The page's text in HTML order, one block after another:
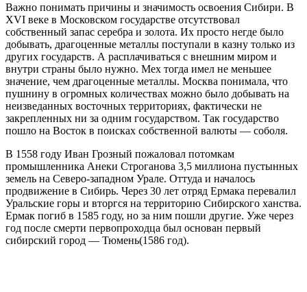
Важно понимать причины и значимость освоения Сибири. В
XVI веке в Московском государстве отсутствовал
собственный запас серебра и золота. Их просто негде было
добывать, драгоценные металлы поступали в казну только из
других государств. А расплачиваться с внешним миром и
внутри страны было нужно. Мех тогда имел не меньшее
значение, чем драгоценные металлы. Москва понимала, что
пушнину в огромных количествах можно было добывать на
неизведанных восточных территориях, фактически не
закрепленных ни за одним государством. Так государство
пошло на Восток в поисках собственной валюты — соболя.
В 1558 году Иван Грозный пожаловал потомкам
промышленника Анеки Строганова 3,5 миллиона пустынных
земель на Северо-западном Урале. Оттуда и началось
продвижение в Сибирь. Через 30 лет отряд Ермака перевалил
Уральские горы и вторгся на территорию Сибирского ханства.
Ермак погиб в 1585 году, но за ним пошли другие. Уже через
год после смерти первопроходца был основан первый
сибирский город — Тюмень(1586 год).